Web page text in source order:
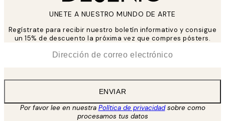
UNETE A NUESTRO MUNDO DE ARTE
Regístrate para recibir nuestro boletín informativo y consigue
un 15% de descuento la próxima vez que compres pósters.
ENVIAR
Por favor lee en nuestra Política de privacidadsobre como
procesamos tus datos